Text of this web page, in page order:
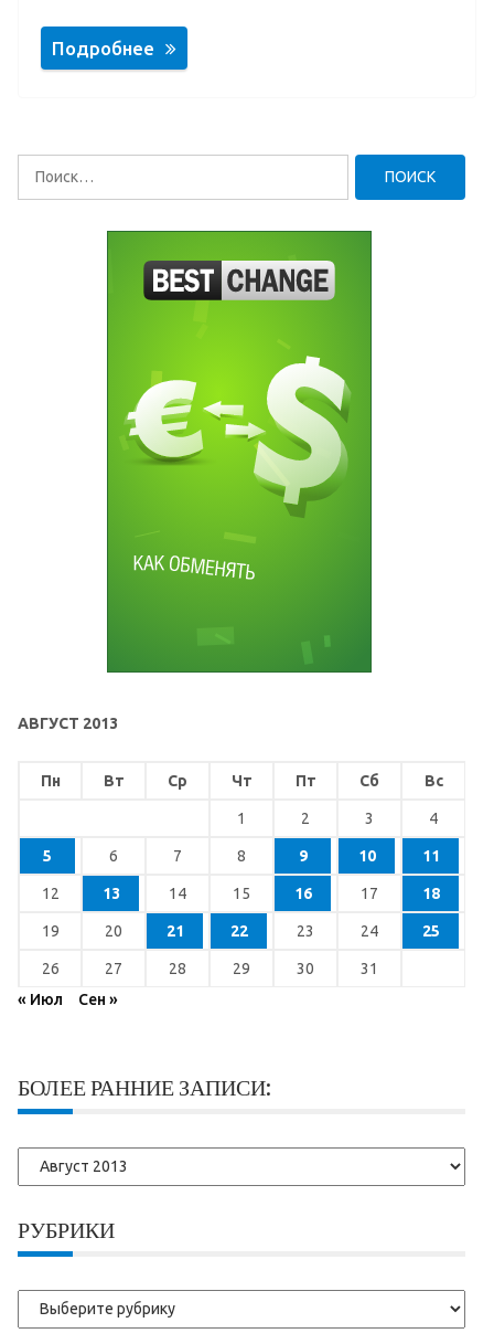
Подробнее
АВГУСТ 2013
Пн Вт Ср Чт Пт Сб Вс
1 2 3 4
5 6 7 8 9 10 11
12 13 14 15 16 17 18
19 20 21 22 23 24 25
26 27 28 29 30
31
« Июл
Сен »
БОЛЕЕ РАННИЕ ЗАПИСИ:
Более
ранние
РУБРИКИ
Рубрики